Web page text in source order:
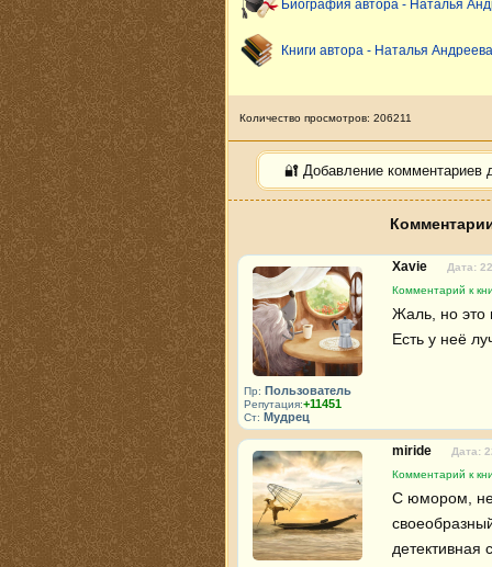
Биография автора - Наталья
Книги автора - Наталья Андреева
Количество просмотров: 206211
🔐 Добавление комментариев
Пр: Пользователь
Репутация:+11451
Ст: Мудрец
Xavie
Дата:
Комментарий к
Жаль, но это
Есть у неё
miride
Дата:
Комментарий к
С юмором,
детективная